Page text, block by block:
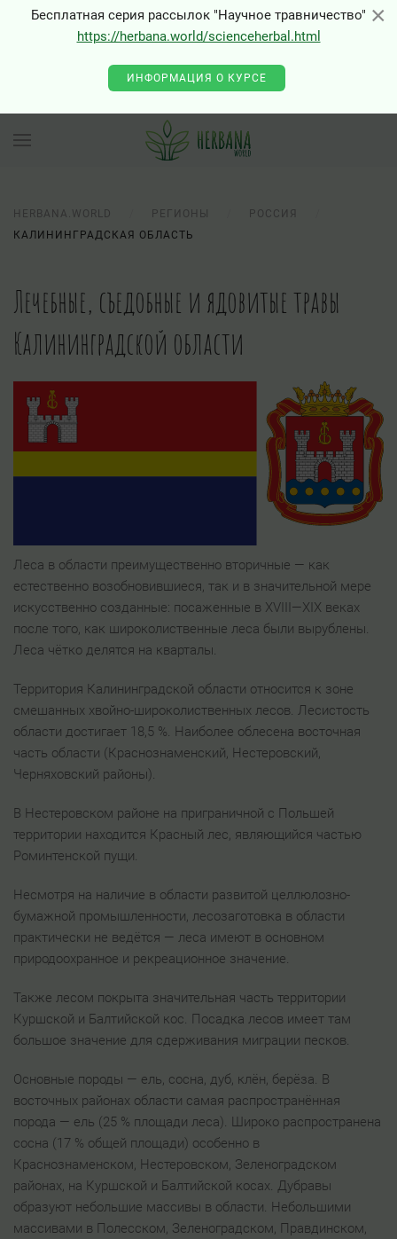
×
Бесплатная серия рассылок "Научное травничество"
https://herbana.world/scienceherbal.html
ИНФОРМАЦИЯ О КУРСЕ
HERBANA.WORLD РЕГИОНЫ
РОССИЯ
КАЛИНИНГРАДСКАЯ ОБЛАСТЬ
Лечебные, съедобные и ядовитые травы
Калининградской области
Леса в области преимущественно вторичные — как
естественно возобновившиеся, так и в значительной мере
искусственно созданные: посаженные в XVIII—XIX веках
после того, как широколиственные леса были вырублены.
Леса чётко делятся на кварталы.
Территория Калининградской области относится к зоне
смешанных хвойно-широколиственных лесов. Лесистость
области достигает 18,5 %. Наиболее облесена восточная
часть области (Краснознаменский, Нестеровский,
Черняховский районы).
В Нестеровском районе на приграничной с Польшей
территории находится Красный лес, являющийся частью
Роминтенской пущи.
Несмотря на наличие в области развитой целлюлозно-
бумажной промышленности, лесозаготовка в области
практически не ведётся — леса имеют в основном
природоохранное и рекреационное значение.
Также лесом покрыта значительная часть территории
Куршской и Балтийской кос. Посадка лесов имеет там
большое значение для сдерживания миграции песков.
Основные породы — ель, сосна, дуб, клён, берёза. В
восточных районах области самая распространённая
порода — ель (25 % площади леса). Широко распространена
сосна (17 % общей площади) особенно в
Краснознаменском, Нестеровском, Зеленоградском
районах, на Куршской и Балтийской косах. Дубравы
образуют небольшие массивы в области. Небольшими
массивами в Полесском, Зеленоградском, Правдинском,
×